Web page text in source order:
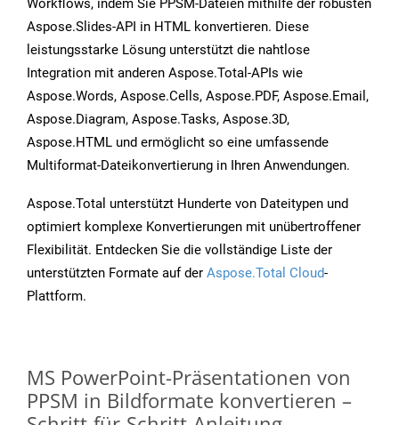
Workflows, indem Sie PPSM-Dateien mithilfe der robusten
Aspose.Slides-API in HTML konvertieren. Diese
leistungsstarke Lösung unterstützt die nahtlose
Integration mit anderen Aspose.Total-APIs wie
Aspose.Words, Aspose.Cells, Aspose.PDF, Aspose.Email,
Aspose.Diagram, Aspose.Tasks, Aspose.3D,
Aspose.HTML und ermöglicht so eine umfassende
Multiformat-Dateikonvertierung in Ihren Anwendungen.
Aspose.Total unterstützt Hunderte von Dateitypen und
optimiert komplexe Konvertierungen mit unübertroffener
Flexibilität. Entdecken Sie die vollständige Liste der
unterstützten Formate auf der Aspose.Total Cloud-
Plattform.
MS PowerPoint-Präsentationen von
PPSM in Bildformate konvertieren –